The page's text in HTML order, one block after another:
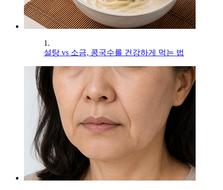
1.
설탕 vs 소금, 콩국수를 건강하게 먹는 법